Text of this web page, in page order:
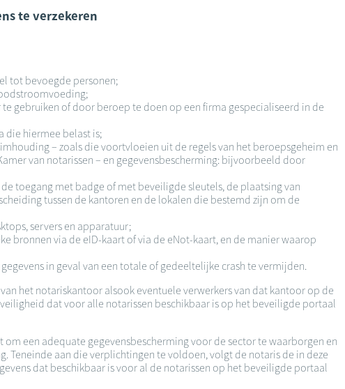
te verzekeren
tot bevoegde personen;
gebruiken of door beroep te doen op een firma gespecialiseerd in de
die hiermee belast is;
– zoals die voortvloeien uit de regels van het beroepsgeheim en
van notarissen – en gegevensbescherming: bijvoorbeeld door
toegang met badge of met beveiligde sleutels, de plaatsing van
tussen de kantoren en de lokalen die bestemd zijn om de
servers en apparatuur;
bronnen via de eID-kaart of via de eNot-kaart, en de manier waarop
in geval van een totale of gedeeltelijke crash te vermijden.
het notariskantoor alsook eventuele verwerkers van dat kantoor op de
dat voor alle notarissen beschikbaar is op het beveiligde portaal
een adequate gegevensbescherming voor de sector te waarborgen en
Teneinde aan die verplichtingen te voldoen, volgt de notaris de in deze
dat beschikbaar is voor al de notarissen op het beveiligde portaal